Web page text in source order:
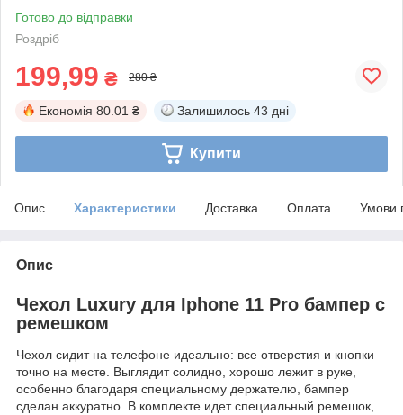
Готово до відправки
Роздріб
199,99 ₴ 280 ₴
Економія 80.01 ₴ Залишилось 43 дні
Купити
Опис Характеристики Доставка Оплата Умови
Опис
Чехол Luxury для Iphone 11 Pro бампер с
ремешком
Чехол сидит на телефоне идеально: все отверстия и кнопки
точно на месте. Выглядит солидно, хорошо лежит в руке,
особенно благодаря специальному держателю, бампер
сделан аккуратно. В комплекте идет специальный ремешок,